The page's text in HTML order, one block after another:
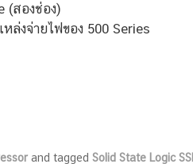
(สองช่อง)
ล่งจ่ายไฟของ 500 Series
and tagged Solid State Logic